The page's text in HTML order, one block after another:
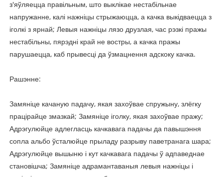
з'яўляецца правільным, што выклікае нестабільнае
напружанне, калі нажніцы стрыжаюцца, а качка выкідваецца з
іголкі з ярнай; Левыя нажніцы лязо друзлая, час рэзкі пражы
нестабільны, пярэдні край не востры, а качка пражы
парушаецца, каб прывесці да ўзмацнення адскоку качка.
Рашэнне:
Замяніце качаную падачу, якая захоўвае спружыну, злёгку
працірайце змазкай; Замяніце іголку, якая захоўвае пражу;
Адрэгулюйце адлегласць качкавага падачы да павышэння
сопла альбо ўсталюйце прыладу разрыву паветранага шара;
Адрэгулюйце вышыню і кут качкавага падачы ў адпаведнае
становішча; Замяніце адрамантаваныя левыя нажніцы і